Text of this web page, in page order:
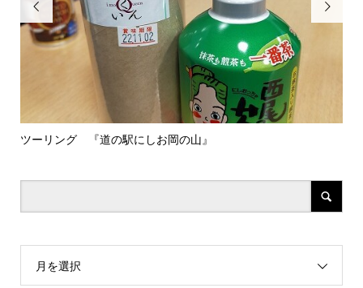

ツーリング 『道の駅にしお岡の山』

月を選択